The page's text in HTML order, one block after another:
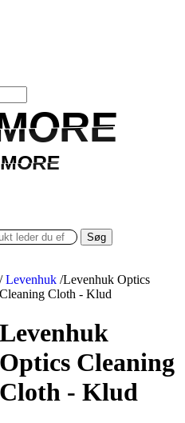
Søg
/ Levenhuk /Levenhuk Optics
Cleaning Cloth - Klud
Levenhuk
Optics Cleaning
Cloth - Klud